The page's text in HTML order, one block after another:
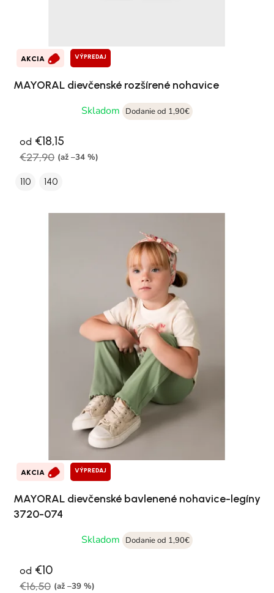
AKCIA VÝPREDAJ
MAYORAL dievčenské rozšírené nohavice
Skladom
Dodanie od 1,90€
od €18,15
€27,90 (až –34 %)
110 140
AKCIA VÝPREDAJ
MAYORAL dievčenské bavlenené nohavice-legíny
3720-074
Skladom
Dodanie od 1,90€
od €10
€16,50 (až –39 %)